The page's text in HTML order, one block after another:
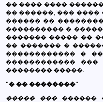
�� ���� ����
�� ������, ��� ����
������ ��
���������� �
������� ����� ��
�� ������� �
������������ �
������������
�������� �����.
"� �� ��������"
����� ���������